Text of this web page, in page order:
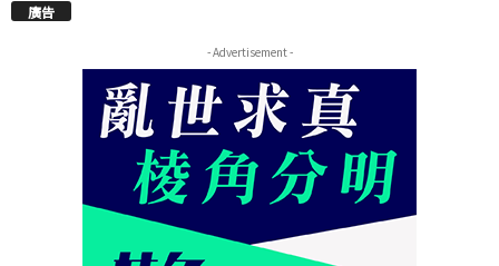
廣告
- Advertisement -